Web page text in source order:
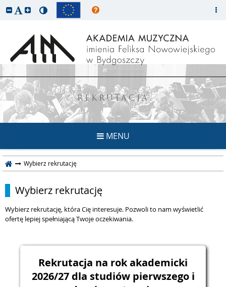
REKRUTACJA
MENU
Wybierz rekrutację
Wybierz rekrutację
Wybierz rekrutację, która Cię interesuje. Pozwoli to nam wyświetlić
ofertę lepiej spełniającą Twoje oczekiwania.
Rekrutacja na rok akademicki
2026/27 dla studiów pierwszego i